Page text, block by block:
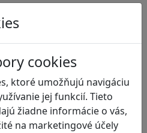
cookies
ktoré umožňujú navigáciu
jej funkcií. Tieto
žiadne informácie o vás,
na marketingové účely